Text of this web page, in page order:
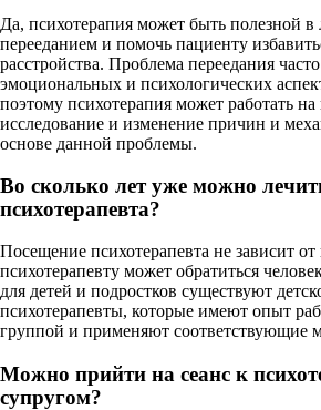
Да, психотерапия может быть полезной в
перееданием и помочь пациенту
расстройства. Проблема переедания
эмоциональных и психологических
поэтому психотерапия может работать
исследование и изменение причин и
основе данной проблемы.
Во сколько лет уже можно
психотерапевта?
Посещение психотерапевта не зависит от
психотерапевту может обратиться
для детей и подростков существуют
психотерапевты, которые имеют опыт
группой и применяют соответствующие
Можно прийти на сеанс к
супругом?